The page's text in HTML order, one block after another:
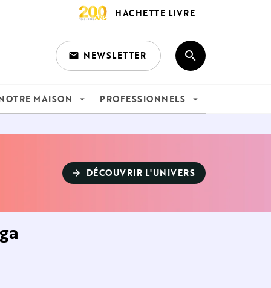
HACHETTE LIVRE
email NEWSLETTER search
MAISON arrow_drop_down PROFESSIONNELS arrow_drop_down
arrow_forward DÉCOUVRIR L'UNIVERS